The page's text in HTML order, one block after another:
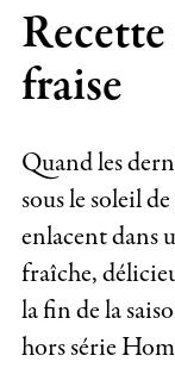
fraise
Quand les
sous le soleil
enlacent dans
fraîche,
la fin de la
hors série